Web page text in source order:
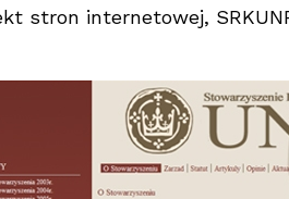
stron internetowej,